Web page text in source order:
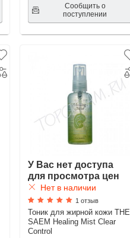
Сообщить о
поступлении
У Вас нет доступа
для просмотра цен
Нет в наличии
1 отзыв
Тоник для жирной кожи THE
SAEM Healing Mist Clear
Control